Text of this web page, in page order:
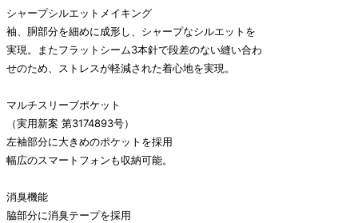
シャープシルエットメイキング
袖、胴部分を細めに成形し、シャープなシルエットを
実現。またフラットシーム3本針で段差のない縫い合わ
せのため、ストレスが軽減された着心地を実現。
マルチスリーブポケット
（実用新案 第3174893号）
左袖部分に大きめのポケットを採用
幅広のスマートフォンも収納可能。
消臭機能
脇部分に消臭テープを採用